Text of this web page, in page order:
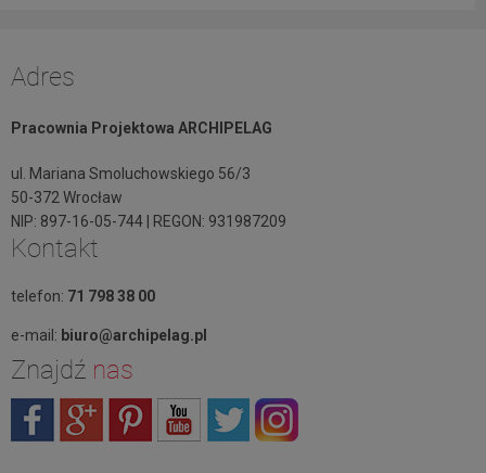
Adres
Pracownia Projektowa ARCHIPELAG
ul. Mariana Smoluchowskiego 56/3
50-372 Wrocław
NIP: 897-16-05-744 | REGON: 931987209
Kontakt
telefon: 71 798 38 00
e-mail: biuro@archipelag.pl
Znajdź nas